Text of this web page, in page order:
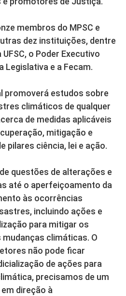
membros do MPSC e
dez instituições, dentre
UFSC, o Poder Executivo
Legislativa e a Fecam.
promoverá estudos sobre
climáticos de qualquer
de medidas aplicáveis
mitigação e
pilares ciência, lei e ação.
questões de alterações e
até o aperfeiçoamento da
às ocorrências
incluindo ações e
para mitigar os
climáticas. O
não pode ficar
de ações para
precisamos de um
direção à